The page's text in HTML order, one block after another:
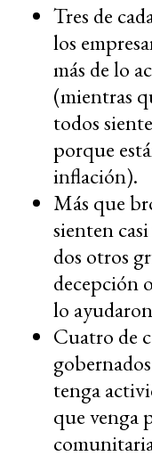
Tres de
los
más de lo
(mientras
todos
porque
inflación).
Más que
sienten
dos otros
decepción
lo
Cuatro de
tenga
que venga